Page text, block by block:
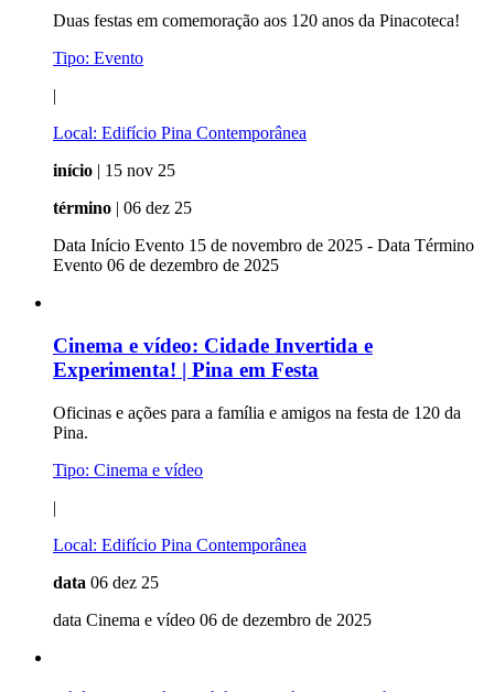
Duas festas em comemoração aos 120 anos da Pinacoteca!
Tipo: Evento
|
Local: Edifício Pina Contemporânea
início | 15 nov 25
término | 06 dez 25
Data Início Evento 15 de novembro de 2025 - Data Término
Evento 06 de dezembro de 2025
Cinema e vídeo: Cidade Invertida e
Experimenta! | Pina em Festa
Oficinas e ações para a família e amigos na festa de 120 da
Pina.
Tipo: Cinema e vídeo
|
Local: Edifício Pina Contemporânea
data 06 dez 25
data Cinema e vídeo 06 de dezembro de 2025